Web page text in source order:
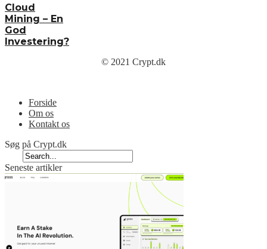
Cloud
Mining – En
God
Investering?
© 2021 Crypt.dk
Forside
Om os
Kontakt os
Søg på Crypt.dk
Seneste artikler